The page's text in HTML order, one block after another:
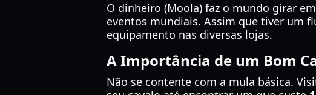
O dinheiro (Moola) faz o mundo girar
eventos mundiais. Assim que tiver um
equipamento nas diversas lojas.
A Importância de um Bom
Não se contente com a mula básica.